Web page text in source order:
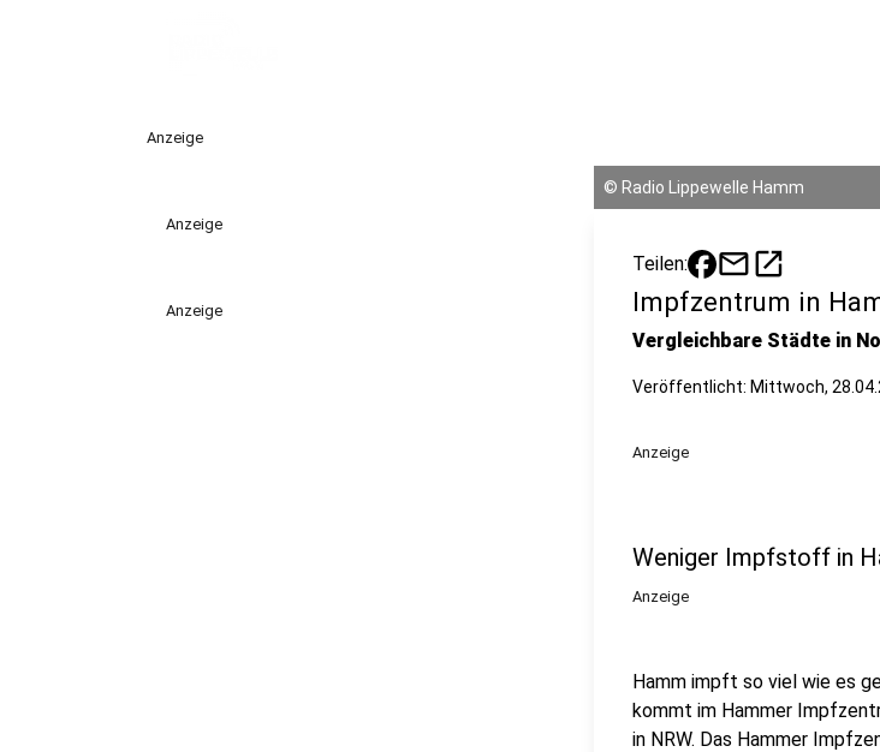
Anzeige
Anzeige
Anzeige
© Radio Lippewelle Hamm
Teilen: mailopen_in_new
Impfzentrum in
Vergleichbare Städte in
Veröffentlicht: Mittwoch,
Anzeige
Weniger Impfstoff in
Anzeige
Hamm impft so viel wie es
kommt im Hammer
in NRW. Das Hammer